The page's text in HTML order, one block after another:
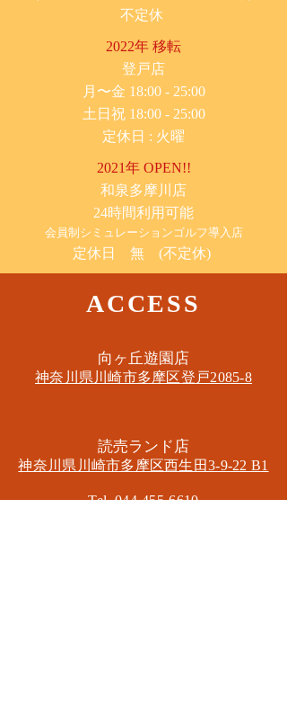
不定休
2022年 移転
​登戸店
月〜金 18:00 - 25:00
土日祝 18:00 - 25:00
​定休日 : 火曜
2021年 OPEN!!
​和泉多摩川店
24時間利用可能
​会員制シミュレーションゴルフ導入店
定休日 無 (不定休)
ACCESS
​向ヶ丘遊園店
神奈川県川崎市多摩区​登戸2085-8
​読売ランド店
神奈川県川崎市多摩区​西生田3-9-22 B1
Tel. 044-455-6610